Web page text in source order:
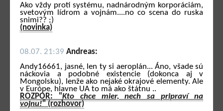
Ako vždy proti systému, nadnárodným korporáciám,
svetovým lídrom a vojnám....no co scena do ruska
snimi?? ;)
(novinka)
08.07. 21:39 Andreas:
Andy16661, jasné, len ty si aeroplán... Áno, všade sú
náckovia a podobné existencie (dokonca aj v
Mongolsku), lenže ako nejaké okrajové elementy. Ale
v Európe, hlavne UA to má ako štátnu ..
ROZPOR: "Kto chce mier, nech sa pripraví na
vojnu!" (rozhovor)